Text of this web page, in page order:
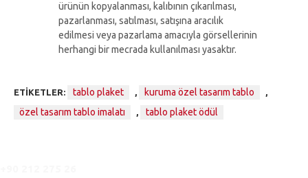
ürünün kopyalanması, kalıbının çıkarılması,
pazarlanması, satılması, satışına aracılık
edilmesi veya pazarlama amacıyla görsellerinin
herhangi bir mecrada kullanılması yasaktır.
ETIKETLER: tablo plaket , kuruma özel tasarım tablo ,
özel tasarım tablo imalatı , tablo plaket ödül